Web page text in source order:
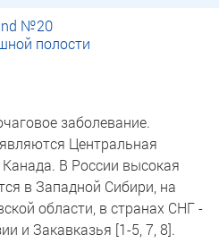
№20
полости
заболевание.
Центральная
В России высокая
в Западной Сибири, на
области, в странах СНГ -
и Закавказья [1-5, 7, 8].